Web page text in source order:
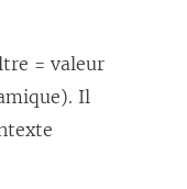
= valeur
Il